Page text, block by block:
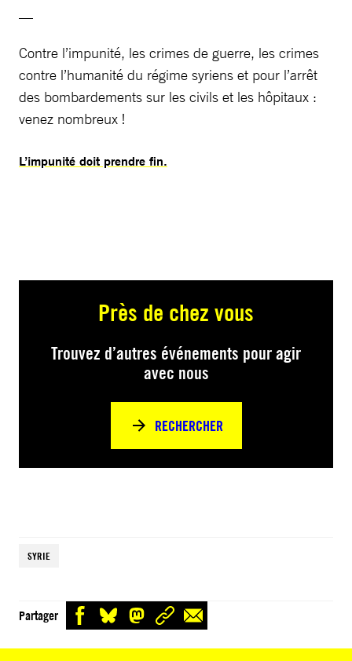
Contre l’impunité, les crimes de guerre, les crimes
contre l’humanité du régime syriens et pour l’arrêt
des bombardements sur les civils et les hôpitaux :
venez nombreux !
L’impunité doit prendre fin.
Près de chez vous
Trouvez d’autres événements pour agir
avec nous
RECHERCHER
SYRIE
Partager